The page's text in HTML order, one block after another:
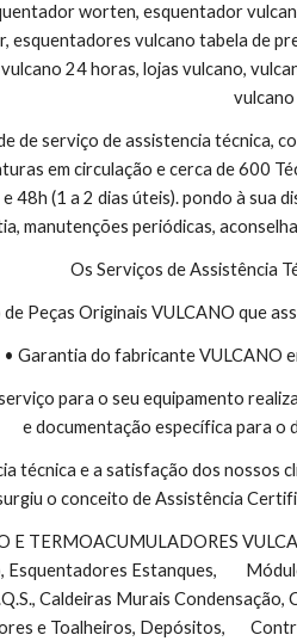
worten, esquentador
esquentadores vulcano tabela de
24 horas, lojas vulcano,
de serviço de assistencia técnica,
em circulação e cerca de 600
48h (1 a 2 dias úteis). pondo à sua
manutenções periódicas,
Os Serviços de Assistência
de Peças Originais VULCANO que
• Garantia do fabricante VULCANO
para o seu equipamento
e documentação específica para o
técnica e a satisfação dos
o conceito de Assistência
Estanques,
Caldeiras Murais
e Toalheiros, Depósitos,